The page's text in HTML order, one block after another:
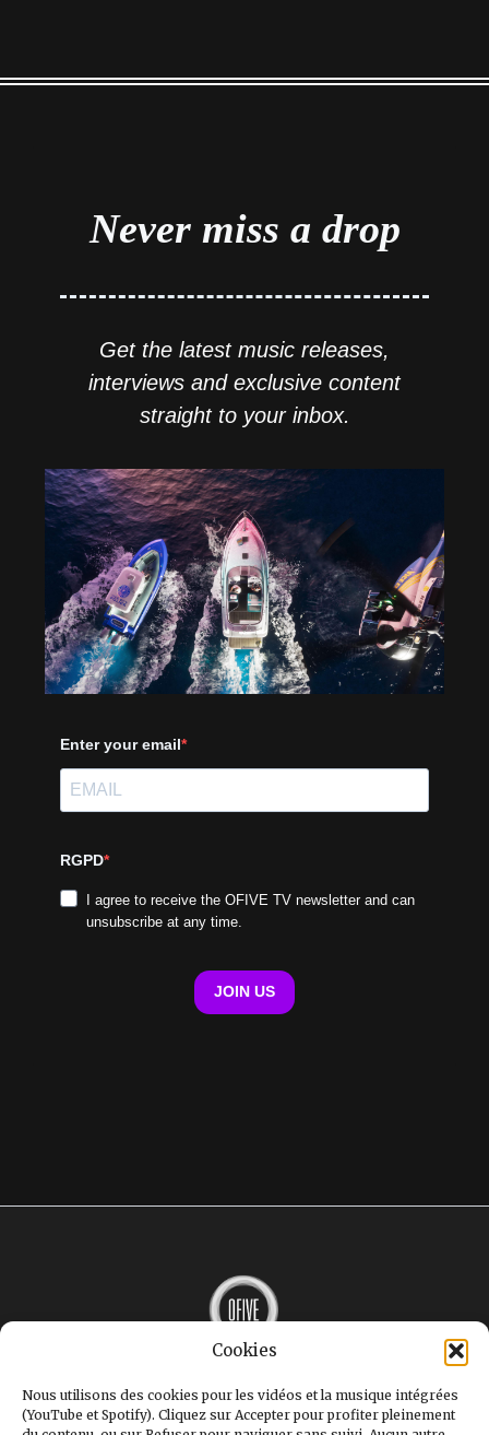
Cookies
Nous utilisons des cookies pour les vidéos et la musique intégrées
(YouTube et Spotify). Cliquez sur Accepter pour profiter pleinement
INTERVIEWS
GALERIE